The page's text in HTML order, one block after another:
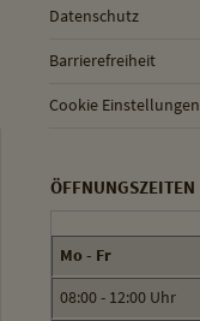
Datenschutz
Barrierefreiheit
Cookie Einstellungen
ÖFFNUNGSZEITEN
Mo - Fr
08:00 - 12:00 Uhr